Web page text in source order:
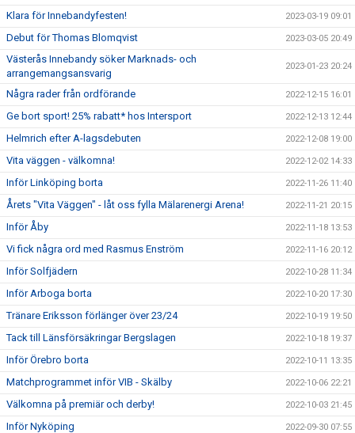
Klara för Innebandyfesten! 2023-03-19 09:01
Debut för Thomas Blomqvist 2023-03-05 20:49
Västerås Innebandy söker Marknads- och
arrangemangsansvarig
2023-01-23 20:24
Några rader från ordförande 2022-12-15 16:01
Ge bort sport! 25% rabatt* hos Intersport 2022-12-13 12:44
Helmrich efter A-lagsdebuten 2022-12-08 19:00
Vita väggen - välkomna! 2022-12-02 14:33
Inför Linköping borta 2022-11-26 11:40
Årets "Vita Väggen" - låt oss fylla Mälarenergi Arena! 2022-11-21 20:15
Inför Åby 2022-11-18 13:53
Vi fick några ord med Rasmus Enström 2022-11-16 20:12
Inför Solfjädern 2022-10-28 11:34
Inför Arboga borta 2022-10-20 17:30
Tränare Eriksson förlänger över 23/24 2022-10-19 19:50
Tack till Länsförsäkringar Bergslagen 2022-10-18 19:37
Inför Örebro borta 2022-10-11 13:35
Matchprogrammet inför VIB - Skälby 2022-10-06 22:21
Välkomna på premiär och derby! 2022-10-03 21:45
Inför Nyköping 2022-09-30 07:55